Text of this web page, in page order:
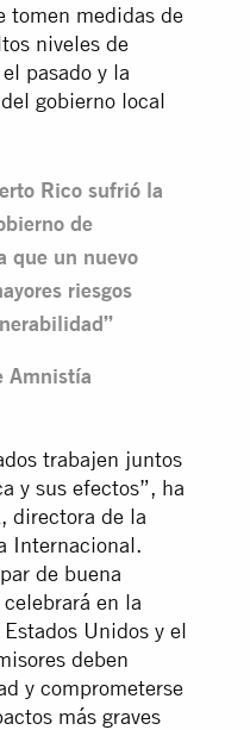
tomen medidas de
niveles de
pasado y la
gobierno local
Rico sufrió la
de
que un nuevo
riesgos
Amnistía
trabajen juntos
y sus efectos”, ha
directora de la
Internacional.
de buena
en la
Unidos y el
deben
y comprometerse
más graves